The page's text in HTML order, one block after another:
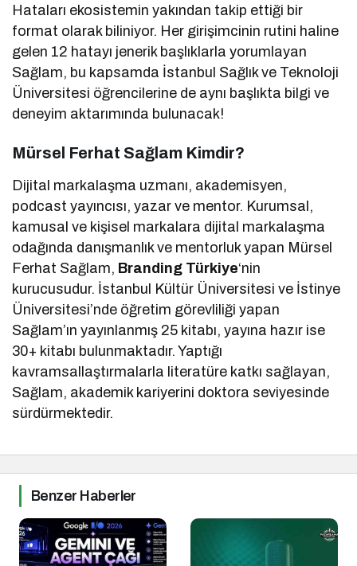
Hataları ekosistemin yakından takip ettiği bir
format olarak biliniyor. Her girişimcinin rutini haline
gelen 12 hatayı jenerik başlıklarla yorumlayan
Sağlam, bu kapsamda İstanbul Sağlık ve Teknoloji
Üniversitesi öğrencilerine de aynı başlıkta bilgi ve
deneyim aktarımında bulunacak!
Mürsel Ferhat Sağlam Kimdir?
Dijital markalaşma uzmanı, akademisyen,
podcast yayıncısı, yazar ve mentor. Kurumsal,
kamusal ve kişisel markalara dijital markalaşma
odağında danışmanlık ve mentorluk yapan Mürsel
Ferhat Sağlam, Branding Türkiye‘nin
kurucusudur. İstanbul Kültür Üniversitesi ve İstinye
Üniversitesi’nde öğretim görevliliği yapan
Sağlam’ın yayınlanmış 25 kitabı, yayına hazır ise
30+ kitabı bulunmaktadır. Yaptığı
kavramsallaştırmalarla literatüre katkı sağlayan,
Sağlam, akademik kariyerini doktora seviyesinde
sürdürmektedir.
Benzer Haberler